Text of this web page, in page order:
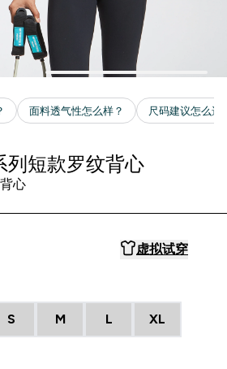
列短款罗纹背心
心
虚拟试穿
S M L XL